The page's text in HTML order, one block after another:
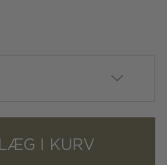
LÆG I KURV